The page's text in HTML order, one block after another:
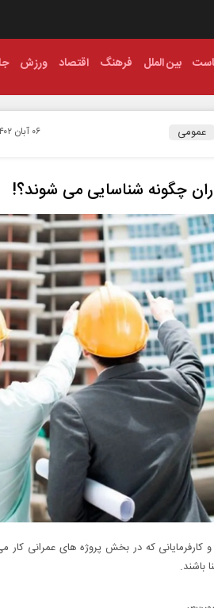
بین الملل فرهنگ اقتصاد ورزش
عمومی ۰۶ آبان ۱۴۰۲ - ۱۳:۳۷
چگونه شناسایی می شوند؟!
و کارفرمایانی که در بخش پروژه های عمرانی
باشند.